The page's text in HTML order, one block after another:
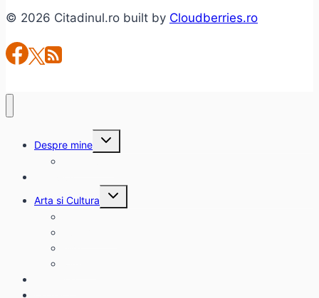
© 2026 Citadinul.ro built by Cloudberries.ro
Despre mine
Toggle
child
Arta si Cultura
Toggle
child